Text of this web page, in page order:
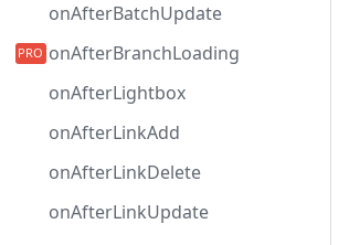
onAfterBatchUpdate
onAfterBranchLoading
onAfterLightbox
onAfterLinkAdd
onAfterLinkDelete
onAfterLinkUpdate